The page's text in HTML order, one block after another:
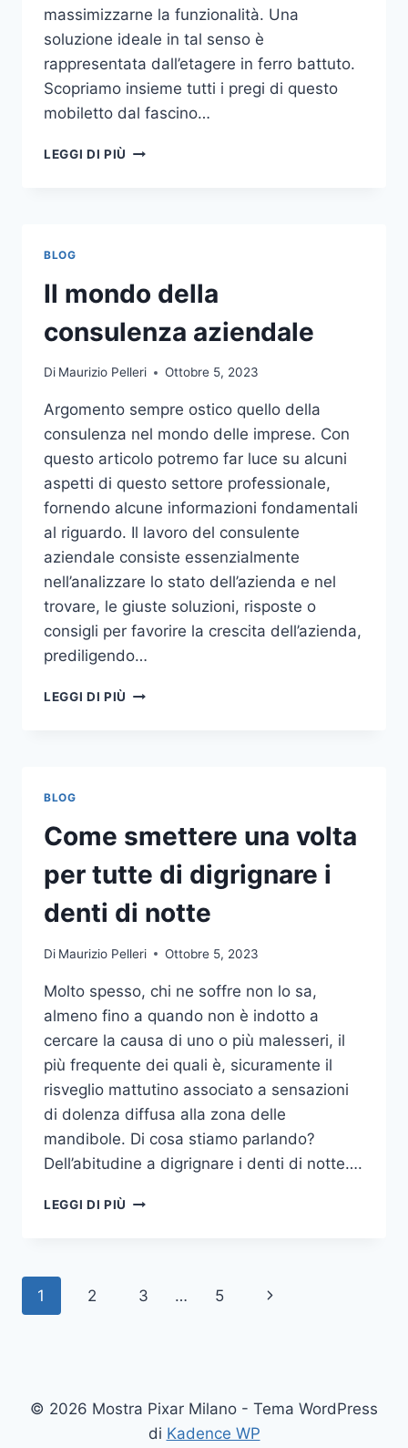
massimizzarne la funzionalità. Una
soluzione ideale in tal senso è
rappresentata dall’etagere in ferro battuto.
Scopriamo insieme tutti i pregi di questo
mobiletto dal fascino…
LEGGI DI PIÙ ETAGERE
PER
L’ARREDO
GIARDINO
BLOG
Il mondo della
consulenza aziendale
Di Maurizio Pelleri Ottobre 5, 2023
Argomento sempre ostico quello della
consulenza nel mondo delle imprese. Con
questo articolo potremo far luce su alcuni
aspetti di questo settore professionale,
fornendo alcune informazioni fondamentali
al riguardo. Il lavoro del consulente
aziendale consiste essenzialmente
nell’analizzare lo stato dell’azienda e nel
trovare, le giuste soluzioni, risposte o
consigli per favorire la crescita dell’azienda,
prediligendo…
LEGGI DI PIÙ IL
BLOG
Come smettere una volta
per tutte di digrignare i
denti di notte
Di Maurizio Pelleri Ottobre 5, 2023
Molto spesso, chi ne soffre non lo sa,
almeno fino a quando non è indotto a
cercare la causa di uno o più malesseri, il
più frequente dei quali è, sicuramente il
risveglio mattutino associato a sensazioni
di dolenza diffusa alla zona delle
mandibole. Di cosa stiamo parlando?
Dell’abitudine a digrignare i denti di notte….
LEGGI DI PIÙ COME
TUTTE
NOTTE
Navigazione
1 2 3 … 5
Pagina
© 2026 Mostra Pixar Milano - Tema WordPress
di Kadence WP